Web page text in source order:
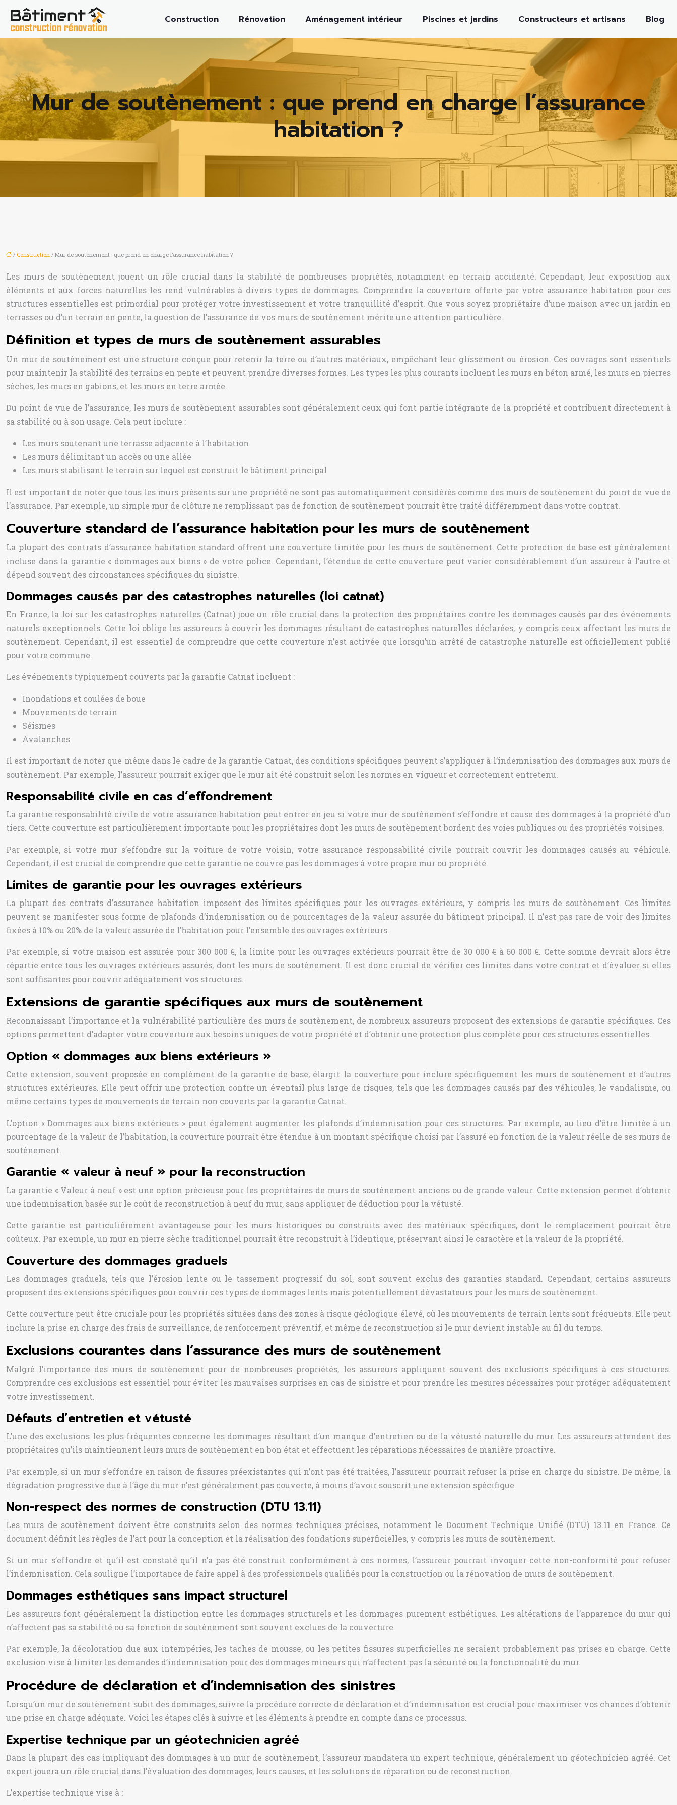
Construction Rénovation Aménagement intérieur Piscines et jardins Constructeurs et artisans Blog
Mur de soutènement : que prend en charge l’assurance
habitation ?
/ Construction / Mur de soutènement : que prend en charge l’assurance habitation ?
Les murs de soutènement jouent un rôle crucial dans la stabilité de nombreuses propriétés, notamment en terrain accidenté. Cependant, leur exposition aux
éléments et aux forces naturelles les rend vulnérables à divers types de dommages. Comprendre la couverture offerte par votre assurance habitation pour ces
structures essentielles est primordial pour protéger votre investissement et votre tranquillité d’esprit. Que vous soyez propriétaire d’une maison avec un jardin en
terrasses ou d’un terrain en pente, la question de l’assurance de vos murs de soutènement mérite une attention particulière.
Définition et types de murs de soutènement assurables
Un mur de soutènement est une structure conçue pour retenir la terre ou d’autres matériaux, empêchant leur glissement ou érosion. Ces ouvrages sont essentiels
pour maintenir la stabilité des terrains en pente et peuvent prendre diverses formes. Les types les plus courants incluent les murs en béton armé, les murs en pierres
sèches, les murs en gabions, et les murs en terre armée.
Du point de vue de l’assurance, les murs de soutènement assurables sont généralement ceux qui font partie intégrante de la propriété et contribuent directement à
sa stabilité ou à son usage. Cela peut inclure :
Les murs soutenant une terrasse adjacente à l’habitation
Les murs délimitant un accès ou une allée
Les murs stabilisant le terrain sur lequel est construit le bâtiment principal
Il est important de noter que tous les murs présents sur une propriété ne sont pas automatiquement considérés comme des murs de soutènement du point de vue de
l’assurance. Par exemple, un simple mur de clôture ne remplissant pas de fonction de soutènement pourrait être traité différemment dans votre contrat.
Couverture standard de l’assurance habitation pour les murs de soutènement
La plupart des contrats d’assurance habitation standard offrent une couverture limitée pour les murs de soutènement. Cette protection de base est généralement
incluse dans la garantie « dommages aux biens » de votre police. Cependant, l’étendue de cette couverture peut varier considérablement d’un assureur à l’autre et
dépend souvent des circonstances spécifiques du sinistre.
Dommages causés par des catastrophes naturelles (loi catnat)
En France, la loi sur les catastrophes naturelles (Catnat) joue un rôle crucial dans la protection des propriétaires contre les dommages causés par des événements
naturels exceptionnels. Cette loi oblige les assureurs à couvrir les dommages résultant de catastrophes naturelles déclarées, y compris ceux affectant les murs de
soutènement. Cependant, il est essentiel de comprendre que cette couverture n’est activée que lorsqu’un arrêté de catastrophe naturelle est officiellement publié
pour votre commune.
Les événements typiquement couverts par la garantie Catnat incluent :
Inondations et coulées de boue
Mouvements de terrain
Séismes
Avalanches
Il est important de noter que même dans le cadre de la garantie Catnat, des conditions spécifiques peuvent s’appliquer à l’indemnisation des dommages aux murs de
soutènement. Par exemple, l’assureur pourrait exiger que le mur ait été construit selon les normes en vigueur et correctement entretenu.
Responsabilité civile en cas d’effondrement
La garantie responsabilité civile de votre assurance habitation peut entrer en jeu si votre mur de soutènement s’effondre et cause des dommages à la propriété d’un
tiers. Cette couverture est particulièrement importante pour les propriétaires dont les murs de soutènement bordent des voies publiques ou des propriétés voisines.
Par exemple, si votre mur s’effondre sur la voiture de votre voisin, votre assurance responsabilité civile pourrait couvrir les dommages causés au véhicule.
Cependant, il est crucial de comprendre que cette garantie ne couvre pas les dommages à votre propre mur ou propriété.
Limites de garantie pour les ouvrages extérieurs
La plupart des contrats d’assurance habitation imposent des limites spécifiques pour les ouvrages extérieurs, y compris les murs de soutènement. Ces limites
peuvent se manifester sous forme de plafonds d’indemnisation ou de pourcentages de la valeur assurée du bâtiment principal. Il n’est pas rare de voir des limites
fixées à 10% ou 20% de la valeur assurée de l’habitation pour l’ensemble des ouvrages extérieurs.
Par exemple, si votre maison est assurée pour 300 000 €, la limite pour les ouvrages extérieurs pourrait être de 30 000 € à 60 000 €. Cette somme devrait alors être
répartie entre tous les ouvrages extérieurs assurés, dont les murs de soutènement. Il est donc crucial de vérifier ces limites dans votre contrat et d’évaluer si elles
sont suffisantes pour couvrir adéquatement vos structures.
Extensions de garantie spécifiques aux murs de soutènement
Reconnaissant l’importance et la vulnérabilité particulière des murs de soutènement, de nombreux assureurs proposent des extensions de garantie spécifiques. Ces
options permettent d’adapter votre couverture aux besoins uniques de votre propriété et d’obtenir une protection plus complète pour ces structures essentielles.
Option « dommages aux biens extérieurs »
Cette extension, souvent proposée en complément de la garantie de base, élargit la couverture pour inclure spécifiquement les murs de soutènement et d’autres
structures extérieures. Elle peut offrir une protection contre un éventail plus large de risques, tels que les dommages causés par des véhicules, le vandalisme, ou
même certains types de mouvements de terrain non couverts par la garantie Catnat.
L’option « Dommages aux biens extérieurs » peut également augmenter les plafonds d’indemnisation pour ces structures. Par exemple, au lieu d’être limitée à un
pourcentage de la valeur de l’habitation, la couverture pourrait être étendue à un montant spécifique choisi par l’assuré en fonction de la valeur réelle de ses murs de
soutènement.
Garantie « valeur à neuf » pour la reconstruction
La garantie « Valeur à neuf » est une option précieuse pour les propriétaires de murs de soutènement anciens ou de grande valeur. Cette extension permet d’obtenir
une indemnisation basée sur le coût de reconstruction à neuf du mur, sans appliquer de déduction pour la vétusté.
Cette garantie est particulièrement avantageuse pour les murs historiques ou construits avec des matériaux spécifiques, dont le remplacement pourrait être
coûteux. Par exemple, un mur en pierre sèche traditionnel pourrait être reconstruit à l’identique, préservant ainsi le caractère et la valeur de la propriété.
Couverture des dommages graduels
Les dommages graduels, tels que l’érosion lente ou le tassement progressif du sol, sont souvent exclus des garanties standard. Cependant, certains assureurs
proposent des extensions spécifiques pour couvrir ces types de dommages lents mais potentiellement dévastateurs pour les murs de soutènement.
Cette couverture peut être cruciale pour les propriétés situées dans des zones à risque géologique élevé, où les mouvements de terrain lents sont fréquents. Elle peut
inclure la prise en charge des frais de surveillance, de renforcement préventif, et même de reconstruction si le mur devient instable au fil du temps.
Exclusions courantes dans l’assurance des murs de soutènement
Malgré l’importance des murs de soutènement pour de nombreuses propriétés, les assureurs appliquent souvent des exclusions spécifiques à ces structures.
Comprendre ces exclusions est essentiel pour éviter les mauvaises surprises en cas de sinistre et pour prendre les mesures nécessaires pour protéger adéquatement
votre investissement.
Défauts d’entretien et vétusté
L’une des exclusions les plus fréquentes concerne les dommages résultant d’un manque d’entretien ou de la vétusté naturelle du mur. Les assureurs attendent des
propriétaires qu’ils maintiennent leurs murs de soutènement en bon état et effectuent les réparations nécessaires de manière proactive.
Par exemple, si un mur s’effondre en raison de fissures préexistantes qui n’ont pas été traitées, l’assureur pourrait refuser la prise en charge du sinistre. De même, la
dégradation progressive due à l’âge du mur n’est généralement pas couverte, à moins d’avoir souscrit une extension spécifique.
Non-respect des normes de construction (DTU 13.11)
Les murs de soutènement doivent être construits selon des normes techniques précises, notamment le Document Technique Unifié (DTU) 13.11 en France. Ce
document définit les règles de l’art pour la conception et la réalisation des fondations superficielles, y compris les murs de soutènement.
Si un mur s’effondre et qu’il est constaté qu’il n’a pas été construit conformément à ces normes, l’assureur pourrait invoquer cette non-conformité pour refuser
l’indemnisation. Cela souligne l’importance de faire appel à des professionnels qualifiés pour la construction ou la rénovation de murs de soutènement.
Dommages esthétiques sans impact structurel
Les assureurs font généralement la distinction entre les dommages structurels et les dommages purement esthétiques. Les altérations de l’apparence du mur qui
n’affectent pas sa stabilité ou sa fonction de soutènement sont souvent exclues de la couverture.
Par exemple, la décoloration due aux intempéries, les taches de mousse, ou les petites fissures superficielles ne seraient probablement pas prises en charge. Cette
exclusion vise à limiter les demandes d’indemnisation pour des dommages mineurs qui n’affectent pas la sécurité ou la fonctionnalité du mur.
Procédure de déclaration et d’indemnisation des sinistres
Lorsqu’un mur de soutènement subit des dommages, suivre la procédure correcte de déclaration et d’indemnisation est crucial pour maximiser vos chances d’obtenir
une prise en charge adéquate. Voici les étapes clés à suivre et les éléments à prendre en compte dans ce processus.
Expertise technique par un géotechnicien agréé
Dans la plupart des cas impliquant des dommages à un mur de soutènement, l’assureur mandatera un expert technique, généralement un géotechnicien agréé. Cet
expert jouera un rôle crucial dans l’évaluation des dommages, leurs causes, et les solutions de réparation ou de reconstruction.
L’expertise technique vise à :